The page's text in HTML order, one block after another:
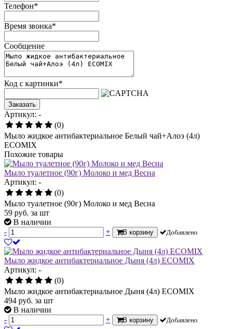
Телефон*
Время звонка*
Сообщение
Код с картинки*
Заказать
Артикул: -
(0)
Мыло жидкое антибактериальное Белый чай+Алоэ (4л)
ECOMIX
Похожие товары
Мыло туалетное (90г) Молоко и мед Весна
Артикул: -
(0)
Мыло туалетное (90г) Молоко и мед Весна
59 руб. за шт
В наличии
-
+ В корзину Добавлено
Мыло жидкое антибактериальное Дыня (4л) ECOMIX
Артикул: -
(0)
Мыло жидкое антибактериальное Дыня (4л) ECOMIX
494 руб. за шт
В наличии
-
+ В корзину Добавлено